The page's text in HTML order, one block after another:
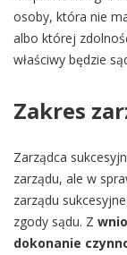
osoby, która nie
albo której
właściwy będzie
Zakres
Zarządca
zarządu, ale w
zarządu
zgody sądu. Z
dokonanie